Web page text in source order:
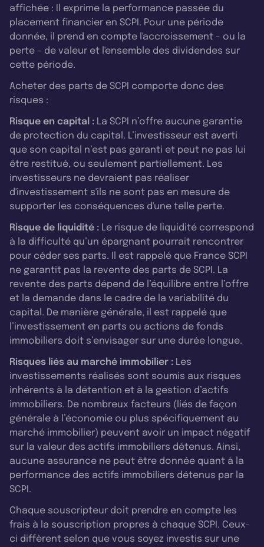
affichée : Il exprime la performance passée du
placement financier en SCPI. Pour une période
donnée, il prend en compte l'accroissement - ou la
perte - de valeur et l'ensemble des dividendes sur
cette période.
Acheter des parts de SCPI comporte donc des
risques :
Risque en capital : La SCPI n’offre aucune garantie
de protection du capital. L’investisseur est averti
que son capital n’est pas garanti et peut ne pas lui
être restitué, ou seulement partiellement. Les
investisseurs ne devraient pas réaliser
d'investissement s'ils ne sont pas en mesure de
supporter les conséquences d'une telle perte.
Risque de liquidité : Le risque de liquidité correspond
à la difficulté qu’un épargnant pourrait rencontrer
pour céder ses parts. Il est rappelé que France SCPI
ne garantit pas la revente des parts de SCPI. La
revente des parts dépend de l’équilibre entre l’offre
et la demande dans le cadre de la variabilité du
capital. De manière générale, il est rappelé que
l’investissement en parts ou actions de fonds
immobiliers doit s’envisager sur une durée longue.
Risques liés au marché immobilier : Les
investissements réalisés sont soumis aux risques
inhérents à la détention et à la gestion d’actifs
immobiliers. De nombreux facteurs (liés de façon
générale à l’économie ou plus spécifiquement au
marché immobilier) peuvent avoir un impact négatif
sur la valeur des actifs immobiliers détenus. Ainsi,
aucune assurance ne peut être donnée quant à la
performance des actifs immobiliers détenus par la
SCPI.
Chaque souscripteur doit prendre en compte les
frais à la souscription propres à chaque SCPI. Ceux-
ci diffèrent selon que vous soyez investis sur une